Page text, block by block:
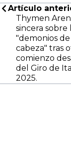
Artículo
Thymen
sincera sobre
"demonios de
cabeza" tras
comienzo
del Giro de
2025.